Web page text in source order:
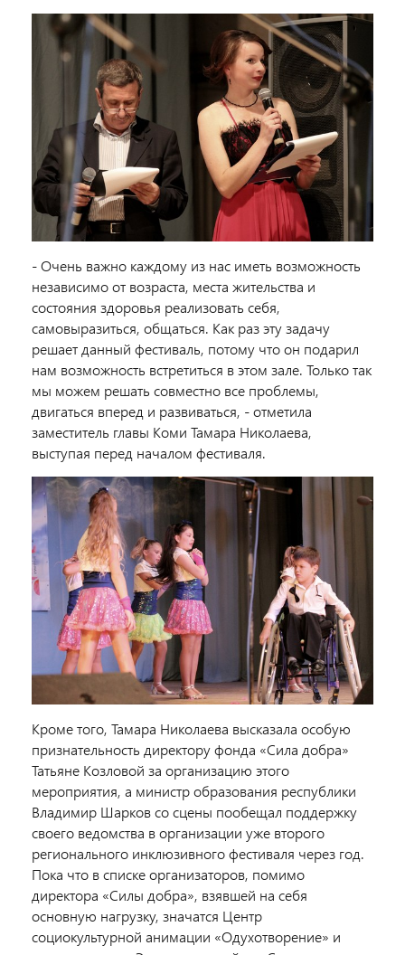
- Очень важно каждому из нас иметь возможность
независимо от возраста, места жительства и
состояния здоровья реализовать себя,
самовыразиться, общаться. Как раз эту задачу
решает данный фестиваль, потому что он подарил
нам возможность встретиться в этом зале. Только так
мы можем решать совместно все проблемы,
двигаться вперед и развиваться, - отметила
заместитель главы Коми Тамара Николаева,
выступая перед началом фестиваля.
Кроме того, Тамара Николаева высказала особую
признательность директору фонда «Сила добра»
Татьяне Козловой за организацию этого
мероприятия, а министр образования республики
Владимир Шарков со сцены пообещал поддержку
своего ведомства в организации уже второго
регионального инклюзивного фестиваля через год.
Пока что в списке организаторов, помимо
директора «Силы добра», взявшей на себя
основную нагрузку, значатся Центр
социокультурной анимации «Одухотворение» и